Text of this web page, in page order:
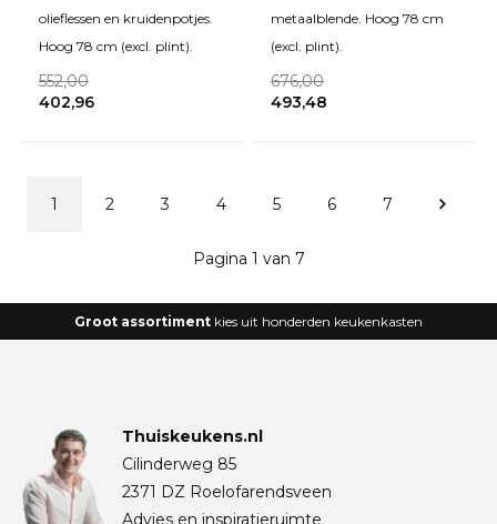
olieflessen en kruidenpotjes.
Hoog 78 cm (excl. plint).
552,00
402,96
metaalblende. Hoog 78 cm
(excl. plint).
676,00
493,48
Pagina 1 van 7
1 2 3 4 5 6 7
Groot assortiment kies uit honderden keukenkasten
Thuiskeukens.nl
Cilinderweg 85
2371 DZ Roelofarendsveen
Advies en inspiratieruimte